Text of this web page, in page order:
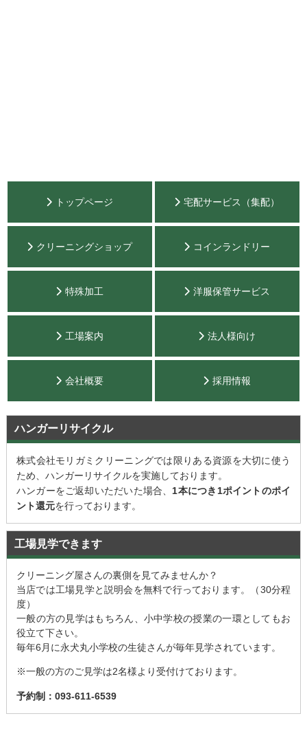
トップページ 宅配サービス（集配）
クリーニングショップ コインランドリー
特殊加工 洋服保管サービス
工場案内 法人様向け
会社概要 採用情報
ハンガーリサイクル
株式会社モリガミクリーニングでは限りある資源を大切に使う
ため、ハンガーリサイクルを実施しております。
ハンガーをご返却いただいた場合、 1本につき1ポイントのポイ
ント還元を行っております。
工場見学できます
クリーニング屋さんの裏側を見てみませんか？
当店では工場見学と説明会を無料で行っております。（30分程
度）
一般の方の見学はもちろん、小中学校の授業の一環としてもお
役立て下さい。
毎年6月に永犬丸小学校の生徒さんが毎年見学されています。
※一般の方のご見学は2名様より受付けております。
予約制：093-611-6539